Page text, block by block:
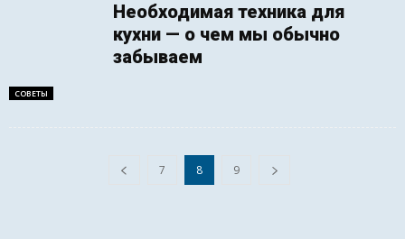
СОВЕТЫ
Необходимая техника для
кухни — о чем мы обычно
забываем
7 8 9